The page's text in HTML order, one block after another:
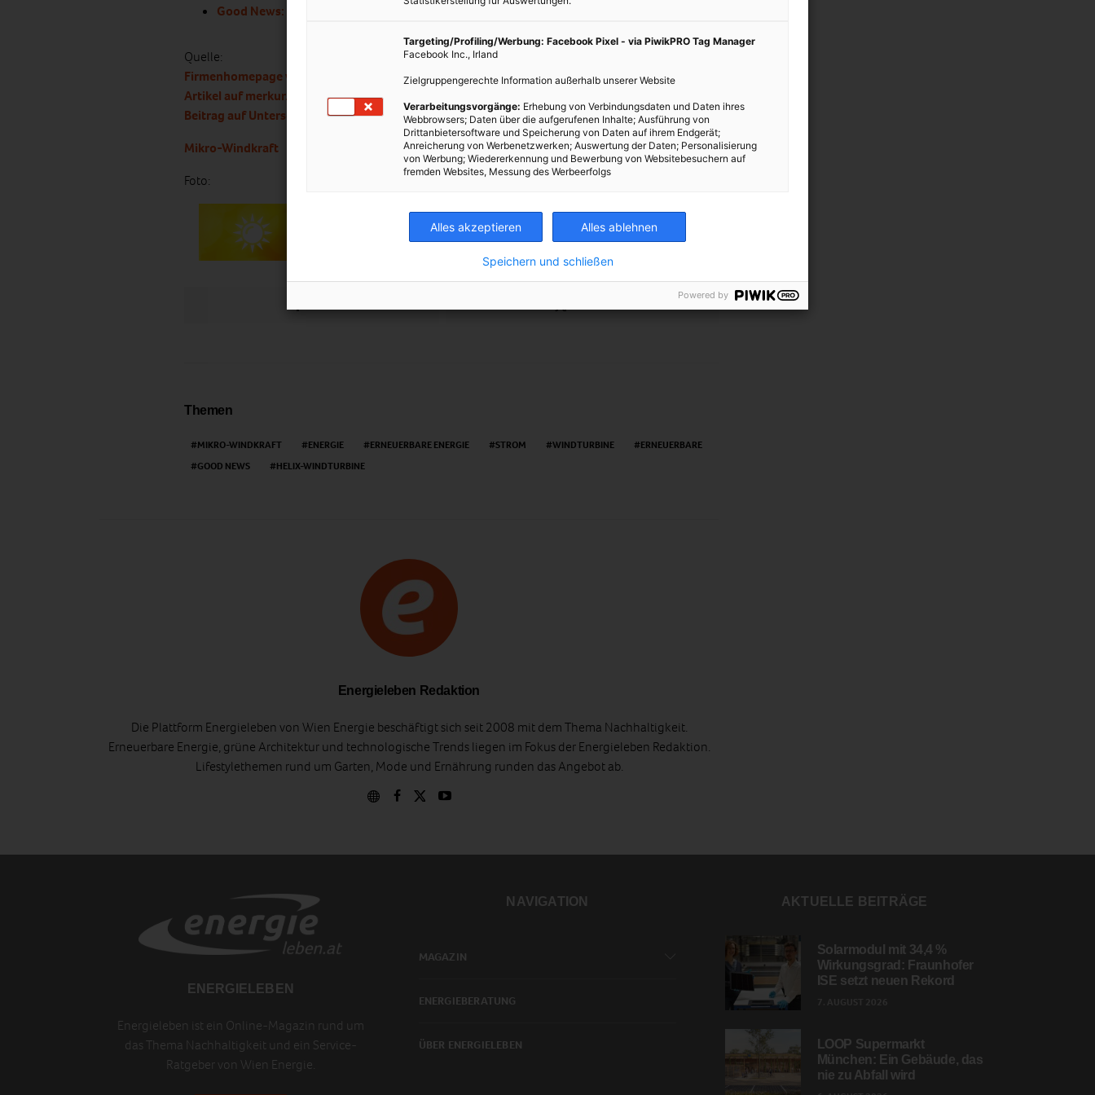
Good News: Stromproduktion durch Fahrrad
Quelle:
Firmenhomepage von „Wind of Change“
Artikel auf merkur.de
Beitrag auf Unterschleissheim.de
Mikro-Windkraft
Foto:
Themen
MIKRO-WINDKRAFT ENERGIE ERNEUERBARE ENERGIE STROM WINDTURBINE
ERNEUERBARE
GOOD NEWS
HELIX-WINDTURBINE
Energieleben Redaktion
Die Plattform Energieleben von Wien Energie beschäftigt sich seit 2008 mit dem Thema Nachhaltigkeit.
Erneuerbare Energie, grüne Architektur und technologische Trends liegen im Fokus der Energieleben Redaktion.
Lifestylethemen rund um Garten, Mode und Ernährung runden das Angebot ab.
ENERGIELEBEN
Energieleben ist ein Online-Magazin rund um
das Thema Nachhaltigkeit und ein Service-
Ratgeber von Wien Energie.
NAVIGATION
MAGAZIN
ENERGIEBERATUNG
ÜBER ENERGIELEBEN
AKTUELLE BEITRÄGE
Solarmodul mit 34,4 %
Wirkungsgrad: Fraunhofer
ISE setzt neuen Rekord
LOOP Supermarkt
München: Ein Gebäude, das
nie zu Abfall wird
Targeting/Profiling/Werbung: Facebook Pixel - via PiwikPRO Tag Manager
Facebook Inc., Irland
Zielgruppengerechte Information außerhalb unserer Website
Verarbeitungsvorgänge: Erhebung von Verbindungsdaten und Daten ihres
Webbrowsers; Daten über die aufgerufenen Inhalte; Ausführung von
Drittanbietersoftware und Speicherung von Daten auf ihrem Endgerät;
Anreicherung von Werbenetzwerken; Auswertung der Daten; Personalisierung
von Werbung; Wiedererkennung und Bewerbung von Websitebesuchern auf
fremden Websites, Messung des Werbeerfolgs
Alles akzeptieren Alles ablehnen
Speichern und schließen
Powered by